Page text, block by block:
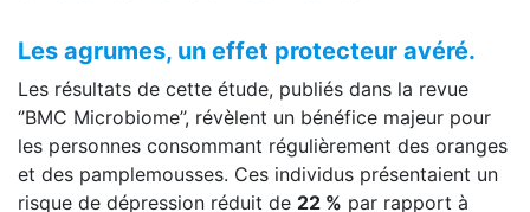
Les agrumes, un effet protecteur avéré.
Les résultats de cette étude, publiés dans la revue
‘’BMC Microbiome’’, révèlent un bénéfice majeur pour
les personnes consommant régulièrement des oranges
et des pamplemousses. Ces individus présentaient un
risque de dépression réduit de 22 % par rapport à